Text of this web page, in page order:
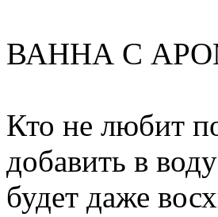
ВАННА С
Кто не любит
добавить в
будет даже